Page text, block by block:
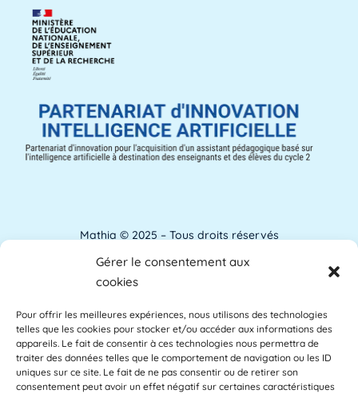
Gérer le consentement aux
cookies
Pour offrir les meilleures expériences, nous utilisons des technologies
telles que les cookies pour stocker et/ou accéder aux informations des
appareils. Le fait de consentir à ces technologies nous permettra de
traiter des données telles que le comportement de navigation ou les ID
uniques sur ce site. Le fait de ne pas consentir ou de retirer son
consentement peut avoir un effet négatif sur certaines caractéristiques
Aménagements d'apprentissage
Les aménagements d'apprentissage peuvent
faire référence à du temps supplémentaire
pour la [...]
ANACT
ANACT est l'acronyme de l'Agence nationale
Analyse de l'apprentissage
les commentaires des étudiants comme base
des [...]Lire plus »
Mathia © 2025 – Tous droits réservés
Mentions Légales
Accessibilité
Glossaire